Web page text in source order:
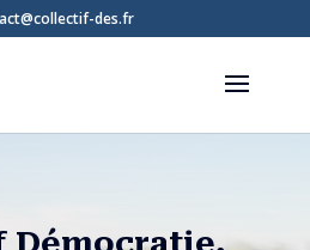
des.fr
Démocratie,